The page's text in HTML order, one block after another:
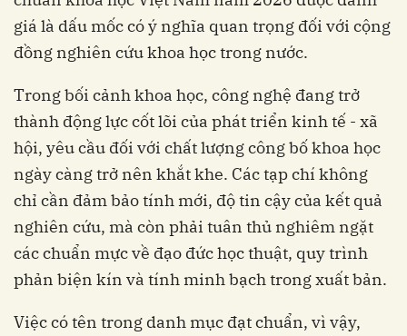
giá là dấu mốc có ý nghĩa quan trọng đối với cộng
đồng nghiên cứu khoa học trong nước.
Trong bối cảnh khoa học, công nghệ đang trở
thành động lực cốt lõi của phát triển kinh tế - xã
hội, yêu cầu đối với chất lượng công bố khoa học
ngày càng trở nên khắt khe. Các tạp chí không
chỉ cần đảm bảo tính mới, độ tin cậy của kết quả
nghiên cứu, mà còn phải tuân thủ nghiêm ngặt
các chuẩn mực về đạo đức học thuật, quy trình
phản biện kín và tính minh bạch trong xuất bản.
Việc có tên trong danh mục đạt chuẩn, vì vậy,